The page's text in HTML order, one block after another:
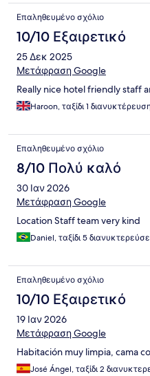
Επαληθευμένο σχόλιο
10/10 Εξαιρετικό
25 Δεκ 2025
Μετάφραση Google
Really nice hotel friendly staff
Haroon, ταξίδι 1
Επαληθευμένο σχόλιο
8/10 Πολύ καλό
30 Ιαν 2026
Μετάφραση Google
Location Staff team very kind
Daniel, ταξίδι 5
Επαληθευμένο σχόλιο
10/10 Εξαιρετικό
19 Ιαν 2026
Μετάφραση Google
Habitación muy limpia, cama
José Ángel, ταξίδι 2